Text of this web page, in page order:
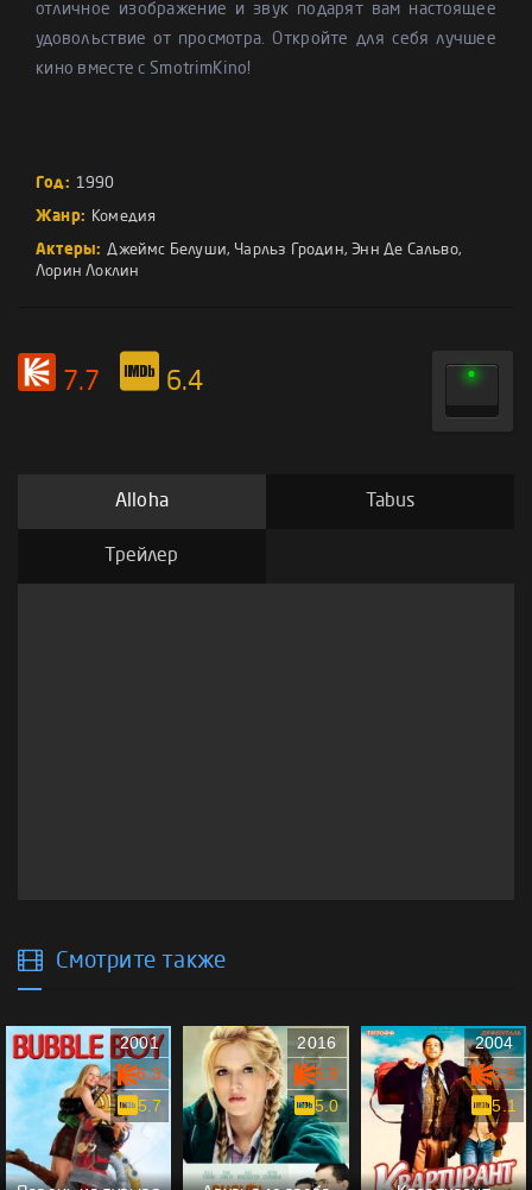
отличное изображение и звук подарят вам настоящее
удовольствие от просмотра. Откройте для себя лучшее
кино вместе с SmotrimKino!
Год: 1990
Жанр: Комедия
Актеры: Джеймс Белуши, Чарльз Гродин,Энн Де Сальво,
Лорин Локлин
7.7 6.4
Alloha Tabus
Трейлер
Смотрите также
2001
6.3
5.7
2016
5.8
5.0
2004
6.8
5.1